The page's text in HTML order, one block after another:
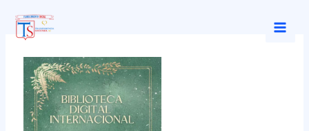
contenido